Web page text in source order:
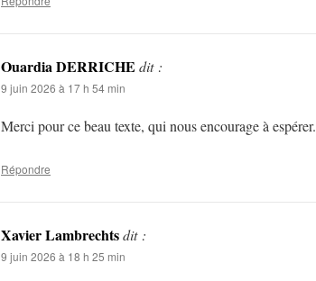
Ouardia DERRICHE dit :
9 juin 2026 à 17 h 54 min
Merci pour ce beau texte, qui nous encourage à espérer.
Répondre
Xavier Lambrechtsdit :
9 juin 2026 à 18 h 25 min